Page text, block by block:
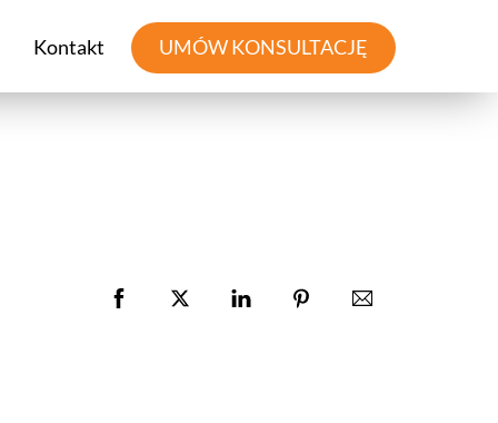
Kontakt UMÓW KONSULTACJĘ